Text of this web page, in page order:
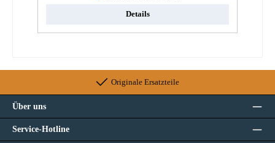
Details
Originale Ersatzteile
Über uns
Service-Hotline